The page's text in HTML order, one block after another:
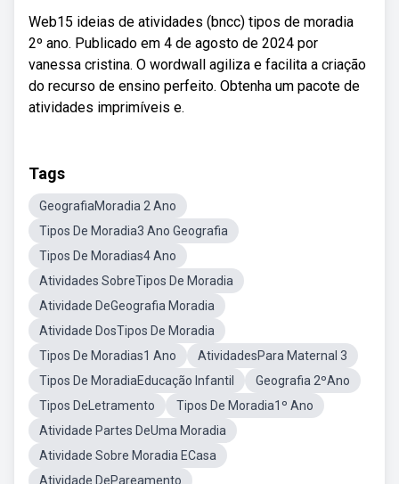
Web15 ideias de atividades (bncc) tipos de moradia
2º ano. Publicado em 4 de agosto de 2024 por
vanessa cristina. O wordwall agiliza e facilita a criação
do recurso de ensino perfeito. Obtenha um pacote de
atividades imprimíveis e.
Tags
GeografiaMoradia 2 Ano
Tipos De Moradia3 Ano Geografia
Tipos De Moradias4 Ano
Atividades SobreTipos De Moradia
Atividade DeGeografia Moradia
Atividade DosTipos De Moradia
Tipos De Moradias1 Ano
AtividadesPara Maternal 3
Tipos De MoradiaEducação Infantil
Geografia 2ºAno
Tipos DeLetramento
Tipos De Moradia1º Ano
Atividade Partes DeUma Moradia
Atividade Sobre Moradia ECasa
Atividade DePareamento